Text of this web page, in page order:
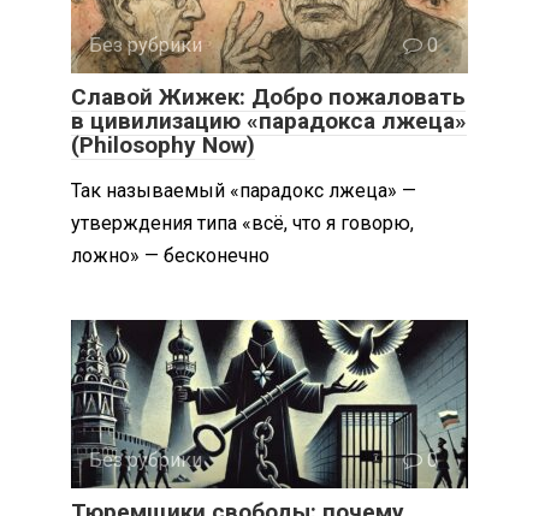
Без рубрики 0
Славой Жижек: Добро пожаловать
в цивилизацию «парадокса лжеца»
(Philosophy Now)
Так называемый «парадокс лжеца» —
утверждения типа «всё, что я говорю,
ложно» — бесконечно
Без рубрики 0